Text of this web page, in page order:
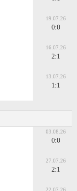
19.07.26
0:0
16.07.26
2:1
13.07.26
1:1
03.08.26
0:0
27.07.26
2:1
22.07.26